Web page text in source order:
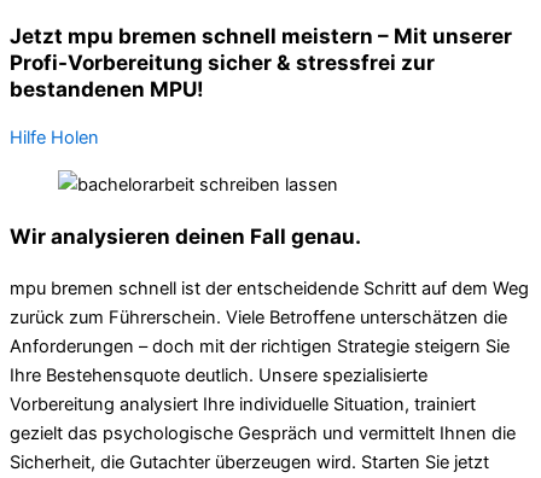
Jetzt mpu bremen schnell meistern – Mit unserer
Profi-Vorbereitung sicher & stressfrei zur
bestandenen MPU!
Hilfe Holen
Wir analysieren deinen Fall genau.
mpu bremen schnell ist der entscheidende Schritt auf dem Weg
zurück zum Führerschein. Viele Betroffene unterschätzen die
Anforderungen – doch mit der richtigen Strategie steigern Sie
Ihre Bestehensquote deutlich. Unsere spezialisierte
Vorbereitung analysiert Ihre individuelle Situation, trainiert
gezielt das psychologische Gespräch und vermittelt Ihnen die
Sicherheit, die Gutachter überzeugen wird. Starten Sie jetzt